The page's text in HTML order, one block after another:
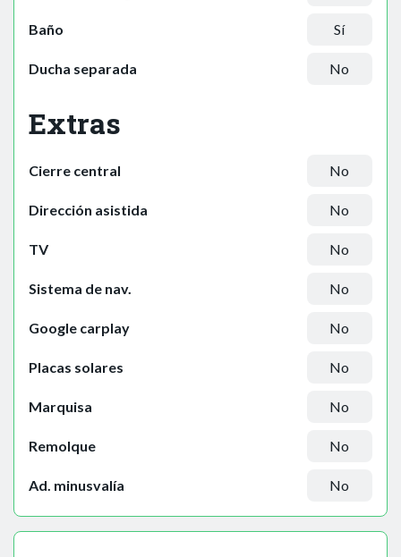
Baño Sí
Ducha separada No
Extras
Cierre central No
Dirección asistida No
TV No
Sistema de nav. No
Google carplay No
Placas solares No
Marquisa No
Remolque No
Ad. minusvalía No